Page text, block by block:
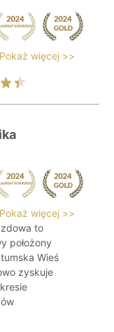
Pokaż więcej >>
Pokaż więcej >>
to
położony
Wieś
zyskuje